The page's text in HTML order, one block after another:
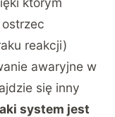
reakcji)
awaryjne w
się inny
system jest